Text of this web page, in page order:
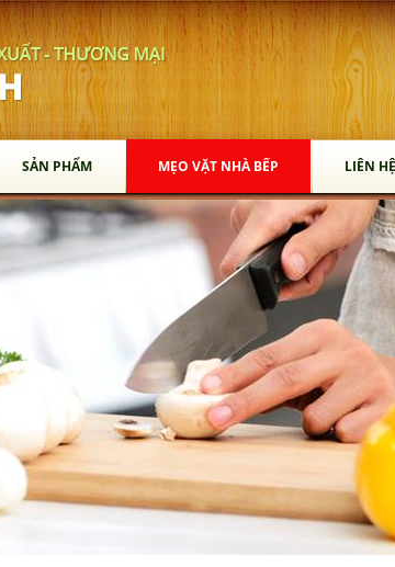
SẢN PHẨM MẸO VẶT NHÀ BẾP LIÊN HỆ